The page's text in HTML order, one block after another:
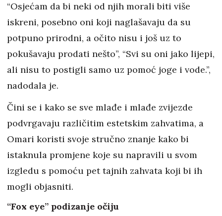
“Osjećam da bi neki od njih morali biti više
iskreni, posebno oni koji naglašavaju da su
potpuno prirodni, a očito nisu i još uz to
pokušavaju prodati nešto”, “Svi su oni jako lijepi,
ali nisu to postigli samo uz pomoć joge i vode.”,
nadodala je.
Čini se i kako se sve mlađe i mlađe zvijezde
podvrgavaju različitim estetskim zahvatima, a
Omari koristi svoje stručno znanje kako bi
istaknula promjene koje su napravili u svom
izgledu s pomoću pet tajnih zahvata koji bi ih
mogli objasniti.
“Fox eye” podizanje očiju